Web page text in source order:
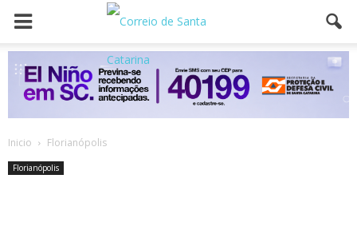
Inicio Florianópolis
Florianópolis